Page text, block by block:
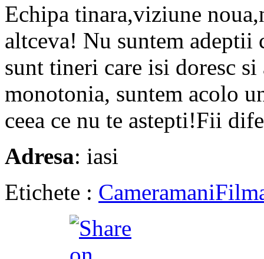
Echipa tinara,viziune
altceva! Nu suntem adeptii
sunt tineri care isi doresc
monotonia, suntem acolo
ceea ce nu te astepti!Fii
Adresa: iasi
Etichete : Cameramani